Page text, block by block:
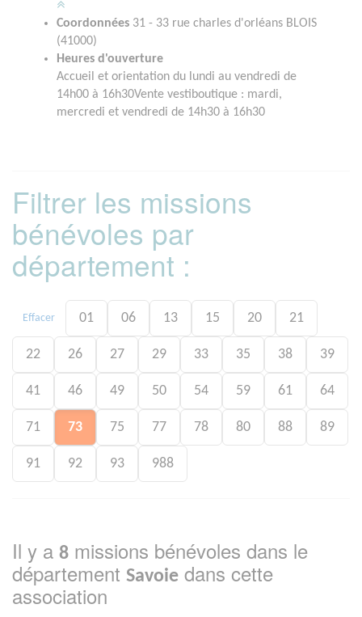
Coordonnées 31 - 33 rue charles d'orléans BLOIS
(41000)
Heures d'ouverture
Accueil et orientation du lundi au vendredi de
14h00 à 16h30Vente vestiboutique : mardi,
mercredi et vendredi de 14h30 à 16h30
Filtrer les missions
bénévoles par
département :
Effacer 01 06 13 15 20 21
22 26 27 29 33 35 38 39
41 46 49 50 54 59 61 64
71 73 75 77 78 80 88 89
91 92 93 988
Il y a 8 missions bénévoles dans le
département Savoie dans cette
association